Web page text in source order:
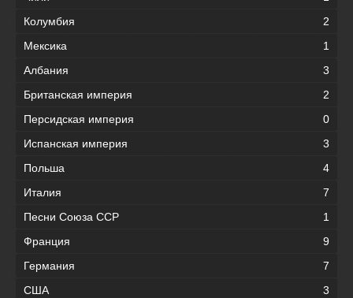
Колумбия
2
Мексика
1
Албания
3
Британская империя
2
Персидская империя
0
Испанская империя
3
Польша
4
Италия
7
Песни Союза ССР
1
Франция
9
Германия
7
США
3